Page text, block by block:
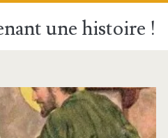
une histoire !